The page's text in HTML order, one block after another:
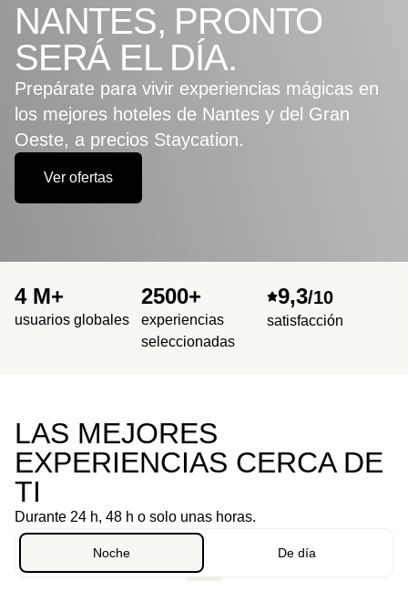
NANTES, PRONTO
SERÁ EL DÍA.
Prepárate para vivir experiencias mágicas en
los mejores hoteles de Nantes y del Gran
Oeste, a precios Staycation.
Ver ofertas
4 M+
usuarios globales
2500+
experiencias
seleccionadas
9,3/10
satisfacción
LAS MEJORES
EXPERIENCIAS CERCA DE
TI
Durante 24 h, 48 h o solo unas horas.
Noche De día